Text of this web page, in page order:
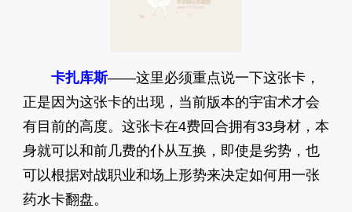
卡扎库斯——这里必须重点说一下这张卡，
正是因为这张卡的出现，当前版本的宇宙术才会
有目前的高度。这张卡在4费回合拥有33身材，本
身就可以和前几费的仆从互换，即使是劣势，也
可以根据对战职业和场上形势来决定如何用一张
药水卡翻盘。